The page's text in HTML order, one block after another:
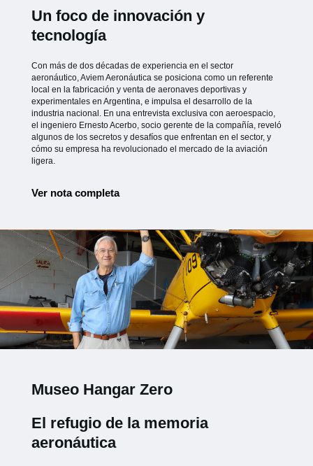
Un foco de innovación y
tecnología
Con más de dos décadas de experiencia en el sector
aeronáutico, Aviem Aeronáutica se posiciona como un referente
local en la fabricación y venta de aeronaves deportivas y
experimentales en Argentina, e impulsa el desarrollo de la
industria nacional. En una entrevista exclusiva con aeroespacio,
el ingeniero Ernesto Acerbo, socio gerente de la compañía, reveló
algunos de los secretos y desafíos que enfrentan en el sector, y
cómo su empresa ha revolucionado el mercado de la aviación
ligera.
Ver nota completa
Museo Hangar Zero
El refugio de la memoria
aeronáutica